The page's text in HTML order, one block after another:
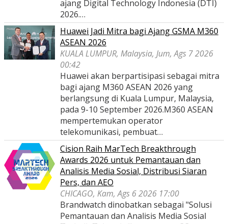
ajang Digital Technology Indonesia (DTI)
2026.…
Huawei Jadi Mitra bagi Ajang GSMA M360
ASEAN 2026
KUALA LUMPUR, Malaysia, Jum, Ags 7 2026
00:42
Huawei akan berpartisipasi sebagai mitra
bagi ajang M360 ASEAN 2026 yang
berlangsung di Kuala Lumpur, Malaysia,
pada 9-10 September 2026.M360 ASEAN
mempertemukan operator
telekomunikasi, pembuat…
Cision Raih MarTech Breakthrough
Awards 2026 untuk Pemantauan dan
Analisis Media Sosial, Distribusi Siaran
Pers, dan AEO
CHICAGO, Kam, Ags 6 2026 17:00
Brandwatch dinobatkan sebagai "Solusi
Pemantauan dan Analisis Media Sosial